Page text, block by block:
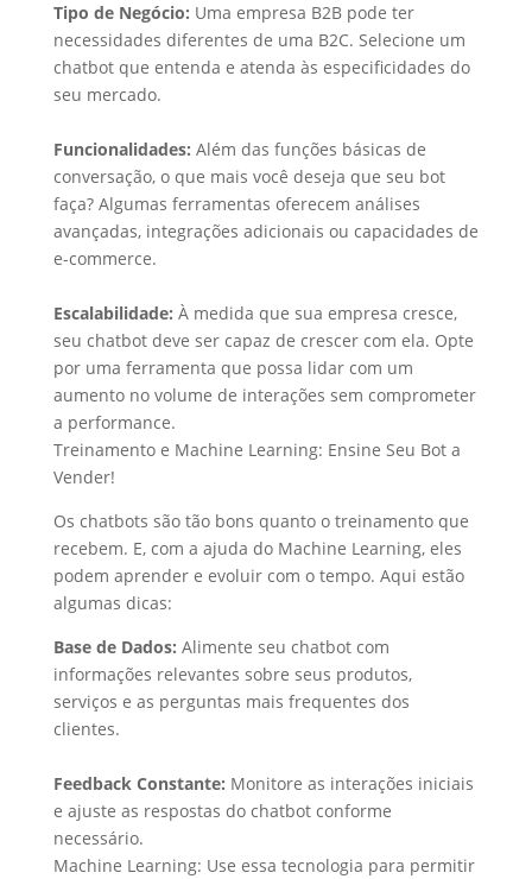
Tipo de Negócio: Uma empresa B2B pode ter
necessidades diferentes de uma B2C. Selecione um
chatbot que entenda e atenda às especificidades do
seu mercado.
Funcionalidades: Além das funções básicas de
conversação, o que mais você deseja que seu bot
faça? Algumas ferramentas oferecem análises
avançadas, integrações adicionais ou capacidades de
e-commerce.
Escalabilidade: À medida que sua empresa cresce,
seu chatbot deve ser capaz de crescer com ela. Opte
por uma ferramenta que possa lidar com um
aumento no volume de interações sem comprometer
a performance.
Treinamento e Machine Learning: Ensine Seu Bot a
Vender!
Os chatbots são tão bons quanto o treinamento que
recebem. E, com a ajuda do Machine Learning, eles
podem aprender e evoluir com o tempo. Aqui estão
algumas dicas:
Base de Dados: Alimente seu chatbot com
informações relevantes sobre seus produtos,
serviços e as perguntas mais frequentes dos
clientes.
Feedback Constante: Monitore as interações iniciais
e ajuste as respostas do chatbot conforme
necessário.
Machine Learning: Use essa tecnologia para permitir